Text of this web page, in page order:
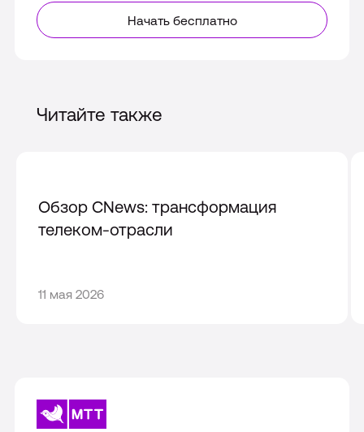
Начать бесплатно
Читайте также
Обзор CNews: трансформация
телеком-отрасли
11 мая 202611